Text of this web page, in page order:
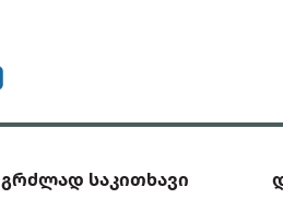
გრძლად საკითხავი